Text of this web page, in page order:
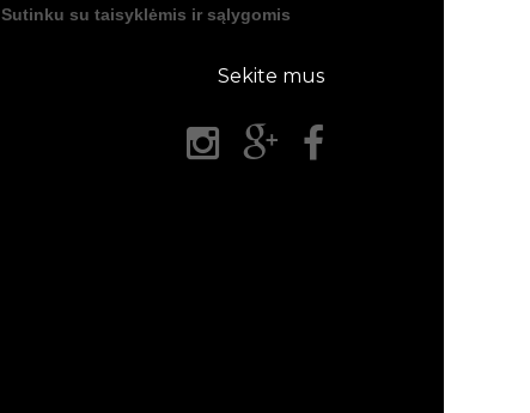
Sutinku su taisyklėmis ir sąlygomis
Sekite mus